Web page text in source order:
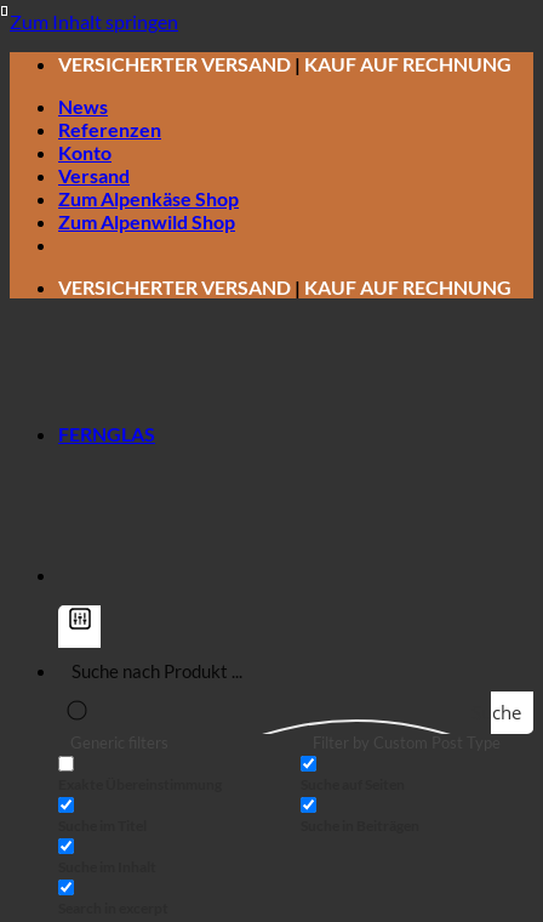
Zum Inhalt springen
VERSICHERTER VERSAND | KAUF AUF RECHNUNG
News
Referenzen
Konto
Versand
Zum Alpenkäse Shop
Zum Alpenwild Shop
VERSICHERTER VERSAND | KAUF AUF RECHNUNG
Suche
FERNGLAS